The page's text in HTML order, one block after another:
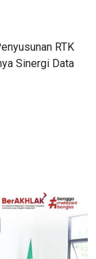
RTK
Sinergi Data